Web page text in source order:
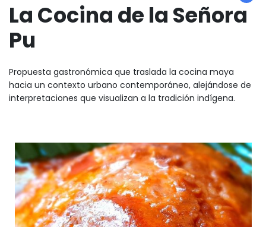
La Cocina de la Señora
Pu
Propuesta gastronómica que traslada la cocina maya
hacia un contexto urbano contemporáneo, alejándose de
interpretaciones que visualizan a la tradición indígena.